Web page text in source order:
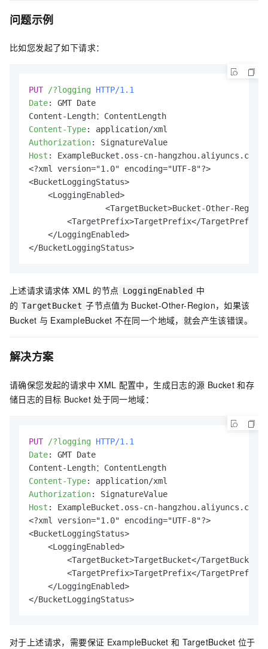
问题示例
比如您发起了如下请求：
PUT /?logging
HTTP/1.1
Date: GMT Date
Content-Type:
Authorization:
Host : ExampleBucket.oss-cn-hangzhou.aliyuncs.com
<?xml version="1.0" encoding="UTF-8"?>
<BucketLoggingStatus>
    <LoggingEnabled>
        <TargetPrefix>TargetPrefix</TargetPrefix>
    </LoggingEnabled>
</BucketLoggingStatus>
上述请求请求体 XML 的节点 LoggingEnabled 中
的 TargetBucket 子节点值为 Bucket-Other-Region，如果该
Bucket 与 ExampleBucket 不在同一个地域，就会产生该错误。
解决方案
请确保您发起的请求中 XML 配置中，生成日志的源 Bucket 和存
储日志的目标 Bucket 处于同一地域：
PUT /?logging
HTTP/1.1
Date: GMT Date
Content-Type:
Authorization:
Host : ExampleBucket.oss-cn-hangzhou.aliyuncs.com
<?xml version="1.0" encoding="UTF-8"?>
<BucketLoggingStatus>
    <LoggingEnabled>
        <TargetBucket>TargetBucket</TargetBucket>
        <TargetPrefix>TargetPrefix</TargetPrefix>
    </LoggingEnabled>
</BucketLoggingStatus>
对于上述请求，需要保证 ExampleBucket 和 TargetBucket 位于